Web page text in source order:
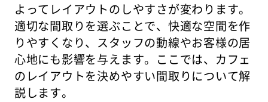
よってレイアウトのしやすさが変わります。
適切な間取りを選ぶことで、快適な空間を作
りやすくなり、スタッフの動線やお客様の居
心地にも影響を与えます。ここでは、カフェ
のレイアウトを決めやすい間取りについて解
説します。